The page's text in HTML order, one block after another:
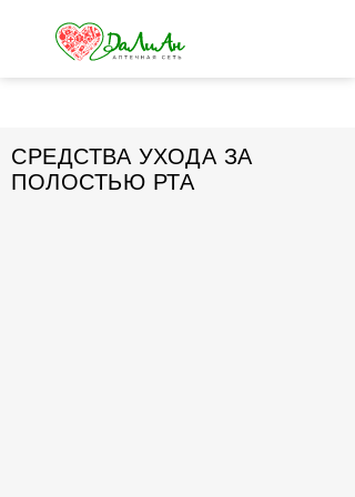
СРЕДСТВА УХОДА ЗА
ПОЛОСТЬЮ РТА